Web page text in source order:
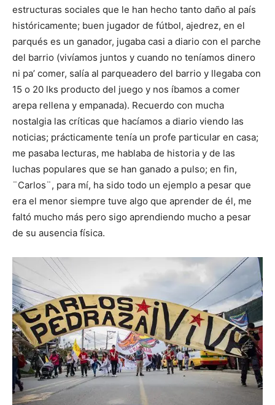
estructuras sociales que le han hecho tanto daño al país
históricamente; buen jugador de fútbol, ajedrez, en el
parqués es un ganador, jugaba casi a diario con el parche
del barrio (vivíamos juntos y cuando no teníamos dinero
ni pa’ comer, salía al parqueadero del barrio y llegaba con
15 o 20 lks producto del juego y nos íbamos a comer
arepa rellena y empanada). Recuerdo con mucha
nostalgia las críticas que hacíamos a diario viendo las
noticias; prácticamente tenía un profe particular en casa;
me pasaba lecturas, me hablaba de historia y de las
luchas populares que se han ganado a pulso; en fin,
¨Carlos¨, para mí, ha sido todo un ejemplo a pesar que
era el menor siempre tuve algo que aprender de él, me
faltó mucho más pero sigo aprendiendo mucho a pesar
de su ausencia física.